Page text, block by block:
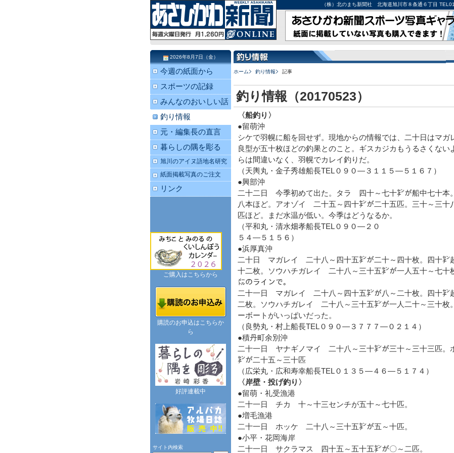
（株）北のまち新聞社 北海道旭川市８条通６丁目
ホーム 釣り情報 記事
釣り情報（20170523）
〈船釣り〉
●留萌沖
シケで羽幌に船を回せず。現地からの情報では、二十日はマガ
良型が五十枚ほどの釣果とのこと。ギスカジカもうるさくない
らは間違いなく、羽幌でカレイ釣りだ。
（天輿丸・金子秀雄船長TEL０９０―３１１５―５１６７）
●興部沖
二十二日 今季初めて出た。タラ 四十～七十㌢が船中七十本
八本ほど。アオゾイ 二十五～四十㌢が二十五匹。三十～三十
匹ほど。まだ水温が低い。今季はどうなるか。
（平和丸・清水畑孝船長TEL０９０―２０
５４―５１５６）
●浜厚真沖
二十日 マガレイ 二十八～四十五㌢が二十～四十枚。四十㌢
十二枚。ソウハチガレイ 二十八～三十五㌢が一人五十～七十
㍍のラインで。
二十一日 マガレイ 二十八～四十五㌢が八～二十枚。四十㌢
二枚。ソウハチガレイ 二十八～三十五㌢が一人二十～三十枚
ーボートがいっぱいだった。
（良勢丸・村上船長TEL０９０―３７７７―０２１４）
●積丹町余別沖
二十一日 ヤナギノマイ 二十八～三十㌢が三十～三十三匹
㌢が二十五～三十匹
（広栄丸・広和寿幸船長TEL０１３５―４６―５１７４）
〈岸壁・投げ釣り〉
●留萌・礼受漁港
二十一日 チカ 十～十三センチが五十～七十匹。
●増毛漁港
二十一日 ホッケ 二十八～三十五㌢が五～十匹。
●小平・花岡海岸
二十一日 サクラマス 四十五～五十五㌢が〇～二匹。
2026年8月7日（金）
今週の紙面から
スポーツの記録
みんなのおいしい話
釣り情報
元・編集長の直言
暮らしの隅を彫る
旭川のアイヌ語地名研究
紙面掲載写真のご注文
リンク
ご購入はこちらから
購読のお申込はこちらか
ら
好評連載中
サイト内検索